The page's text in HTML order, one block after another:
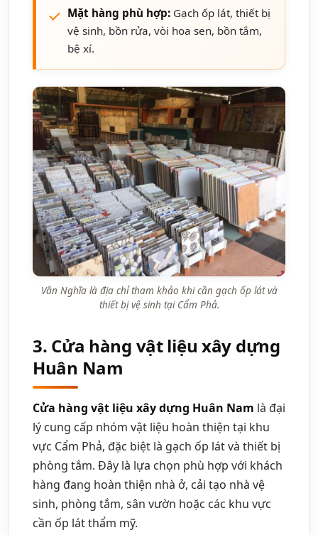
Mặt hàng phù hợp: Gạch ốp lát, thiết bị
vệ sinh, bồn rửa, vòi hoa sen, bồn tắm,
bệ xí.
Vân Nghĩa là địa chỉ tham khảo khi cần gạch ốp lát và
thiết bị vệ sinh tại Cẩm Phả.
3. Cửa hàng vật liệu xây dựng
Huân Nam
Cửa hàng vật liệu xây dựng Huân Nam là đại
lý cung cấp nhóm vật liệu hoàn thiện tại khu
vực Cẩm Phả, đặc biệt là gạch ốp lát và thiết bị
phòng tắm. Đây là lựa chọn phù hợp với khách
hàng đang hoàn thiện nhà ở, cải tạo nhà vệ
sinh, phòng tắm, sân vườn hoặc các khu vực
cần ốp lát thẩm mỹ.